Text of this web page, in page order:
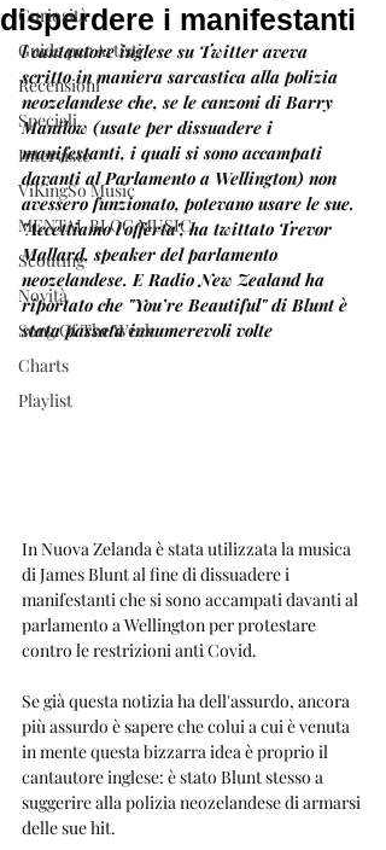
Curiosità
Guide per Artisti
Recensioni
Speciali
Interviste
ViKingSo Music
MENTAL BLOG MUSIC
Scouting
Novità
Song Of The Week
Charts
Playlist
disperdere i manifestanti
l cantautore inglese su Twitter aveva
scritto in maniera sarcastica alla polizia
neozelandese che, se le canzoni di Barry
Manilow (usate per dissuadere i
manifestanti, i quali si sono accampati
davanti al Parlamento a Wellington) non
avessero funzionato, potevano usare le sue.
"Accettiamo l'offerta", ha twittato Trevor
Mallard, speaker del parlamento
neozelandese. E Radio New Zealand ha
riportato che "You’re Beautiful" di Blunt è
stata passata innumerevoli volte
In Nuova Zelanda è stata utilizzata la musica
di James Blunt al fine di dissuadere i
manifestanti che si sono accampati davanti al
parlamento a Wellington per protestare
contro le restrizioni anti Covid.
Se già questa notizia ha dell'assurdo, ancora
più assurdo è sapere che colui a cui è venuta
in mente questa bizzarra idea è proprio il
cantautore inglese: è stato Blunt stesso a
suggerire alla polizia neozelandese di armarsi
delle sue hit.